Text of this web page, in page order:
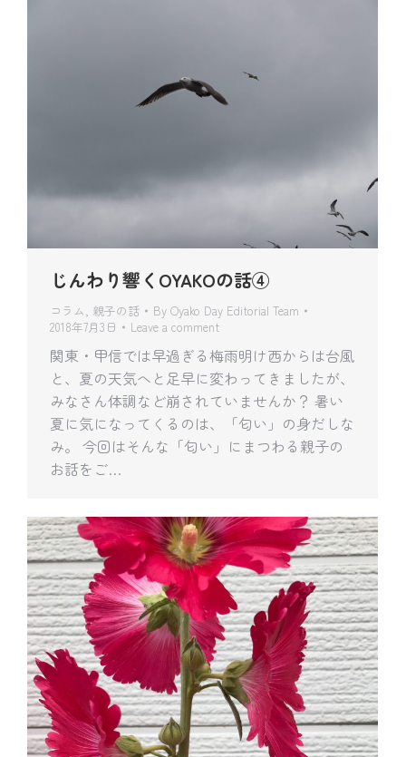
じんわり響くOYAKOの話④
コラム, 親子の話 By Oyako Day Editorial Team
2018年7月3日
Leave a comment
関東・甲信では早過ぎる梅雨明け西からは台風
と、夏の天気へと足早に変わってきましたが、
みなさん体調など崩されていませんか？ 暑い
夏に気になってくるのは、「匂い」の身だしな
み。 今回はそんな「匂い」にまつわる親子の
お話をご…